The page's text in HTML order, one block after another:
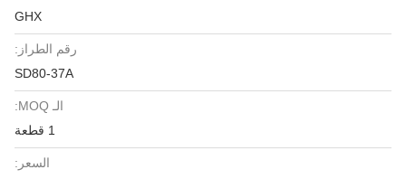
GHX
رقم الطراز:
SD80-37A
الـ MOQ:
السعر: